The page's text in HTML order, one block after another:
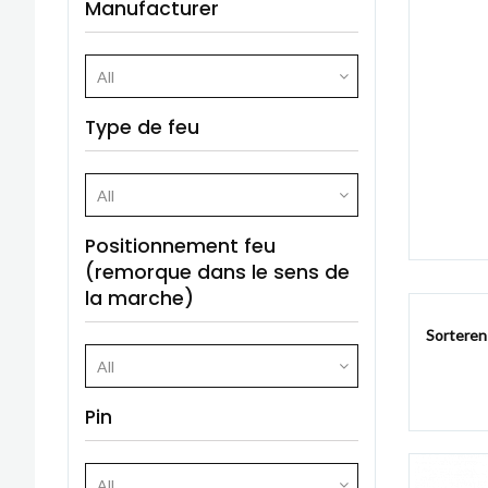
Manufacturer
All
Type de feu
All
Positionnement feu
(remorque dans le sens de
la marche)
All
Pin